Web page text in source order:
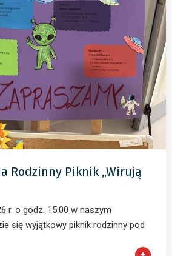
Rodzinny Piknik „Wirują
r. o godz. 15:00 w naszym
się wyjątkowy piknik rodzinny pod